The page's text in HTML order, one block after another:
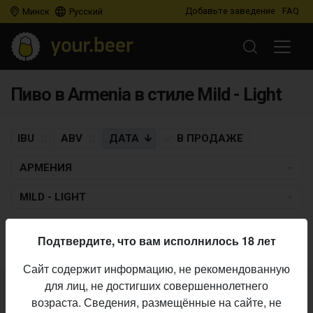
Минск Русский Добавьте заведение FAQ
Пиво в Armenia в стиле Mild - Light
IBU ABV ДАТА В ПРОДАЖЕ
АРМЕНИЯ
MILD - LIGHT
Не нашли ваш бар или магазин в каталоге?
Подтвердите, что вам исполнилось 18 лет
Сайт содержит информацию, не рекомендованную
для лиц, не достигших совершеннолетнего
возраста. Сведения, размещённые на сайте, не